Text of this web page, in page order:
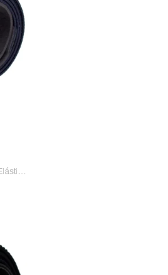
Cinto Masculino Fasolo Largo Elástico Co...